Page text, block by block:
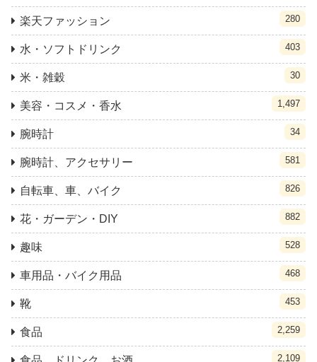
楽天ファッション 280
水・ソフトドリンク 403
米・雑穀 30
美容・コスメ・香水 1,497
腕時計 34
腕時計、アクセサリー 581
自転車、車、バイク 826
花・ガーデン・DIY 882
趣味 528
車用品・バイク用品 468
靴 453
食品 2,259
2,109